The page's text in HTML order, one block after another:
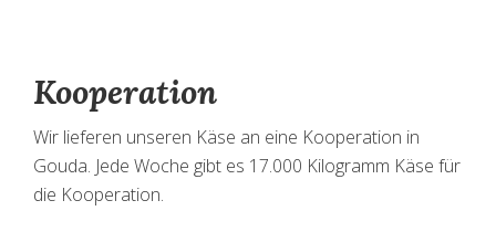
Kooperation
Wir lieferen unseren Käse an eine Kooperation in
Gouda. Jede Woche gibt es 17.000 Kilogramm Käse für
die Kooperation.